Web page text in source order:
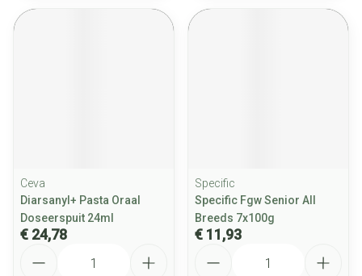
Ceva
Diarsanyl+ Pasta Oraal
Doseerspuit 24ml
€ 24,78
Specific
Specific Fgw Senior All
Breeds 7x100g
€ 11,93